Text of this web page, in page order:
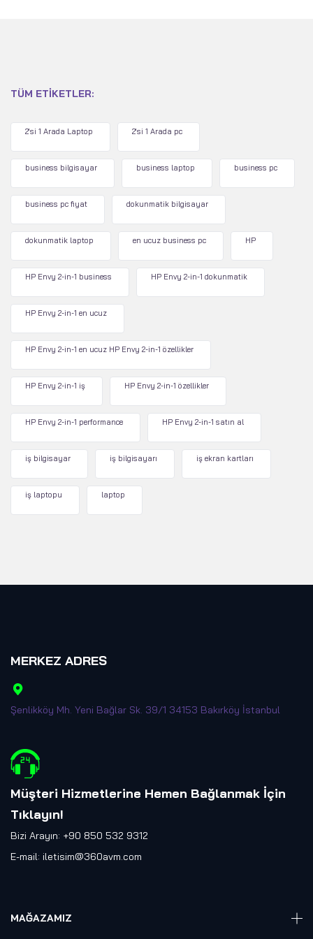
TÜM ETIKETLER:
2'si 1 Arada Laptop 2'si 1 Arada pc
business bilgisayar business laptop business pc
business pc fiyat dokunmatik bilgisayar
dokunmatik laptop en ucuz business pc HP
HP Envy 2-in-1 business HP Envy 2-in-1 dokunmatik
HP Envy 2-in-1 en ucuz
HP Envy 2-in-1 en ucuz HP Envy 2-in-1 özellikler
HP Envy 2-in-1 iş HP Envy 2-in-1 özellikler
HP Envy 2-in-1 performance HP Envy 2-in-1 satın al
iş bilgisayar iş bilgisayarı iş ekran kartları
iş laptopu laptop
MERKEZ ADRES
Şenlikköy Mh. Yeni Bağlar Sk. 39/1 34153 Bakırköy İstanbul
Müşteri Hizmetlerine Hemen Bağlanmak İçin
Tıklayın!
Bizi Arayın: +90 850 532 9312
E-mail: iletisim@360avm.com
MAĞAZAMIZ